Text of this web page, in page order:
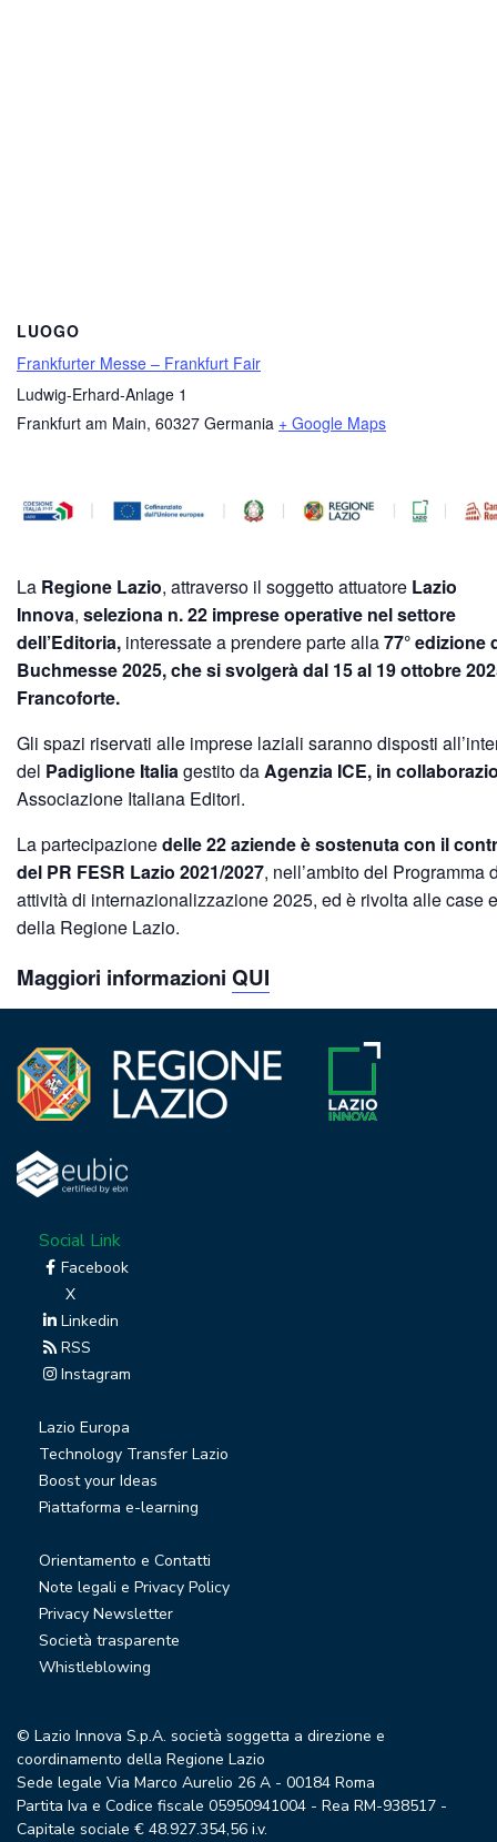
LUOGO
Frankfurter Messe – Frankfurt Fair
Ludwig-Erhard-Anlage 1
Frankfurt am Main, 60327 Germania + Google Maps
La Regione Lazio, attraverso il soggetto attuatore Lazio
Innova, seleziona n. 22 imprese operative nel settore
dell’Editoria, interessate a prendere parte alla77° edizione
Buchmesse 2025, che si svolgerà dal 15 al 19 ottobre
Francoforte.
Gli spazi riservati alle imprese laziali saranno disposti
del Padiglione Italiagestito daAgenzia ICE, in
Associazione Italiana Editori.
La partecipazionedelle 22 aziendeè sostenuta con il
del PR FESR Lazio 2021/2027, nell’ambito del Programma
attività di internazionalizzazione 2025, ed è rivolta alle case
della Regione Lazio.
Maggiori informazioni QUI
Social Link
Facebook
X
Linkedin
RSS
Instagram
Lazio Europa
Technology Transfer Lazio
Boost your Ideas
Piattaforma e-learning
Orientamento e Contatti
Note legali e Privacy Policy
Privacy Newsletter
Società trasparente
Whistleblowing
© Lazio Innova S.p.A. società soggetta a direzione e
coordinamento della Regione Lazio
Sede legale Via Marco Aurelio 26 A - 00184 Roma
Partita Iva e Codice fiscale 05950941004 - Rea RM-938517 -
Capitale sociale € 48.927.354,56 i.v.